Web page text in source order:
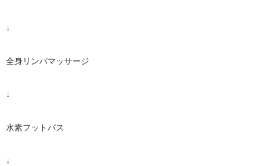
↓
全身リンパマッサージ
↓
水素フットバス
↓